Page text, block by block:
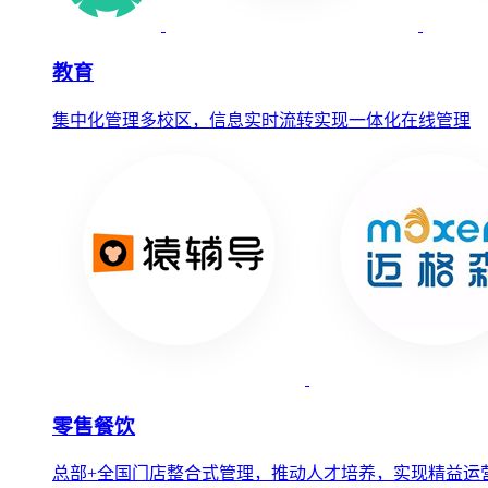
教育
集中化管理多校区，信息实时流转实现一体化在线管理
零售餐饮
总部+全国门店整合式管理，推动人才培养，实现精益运